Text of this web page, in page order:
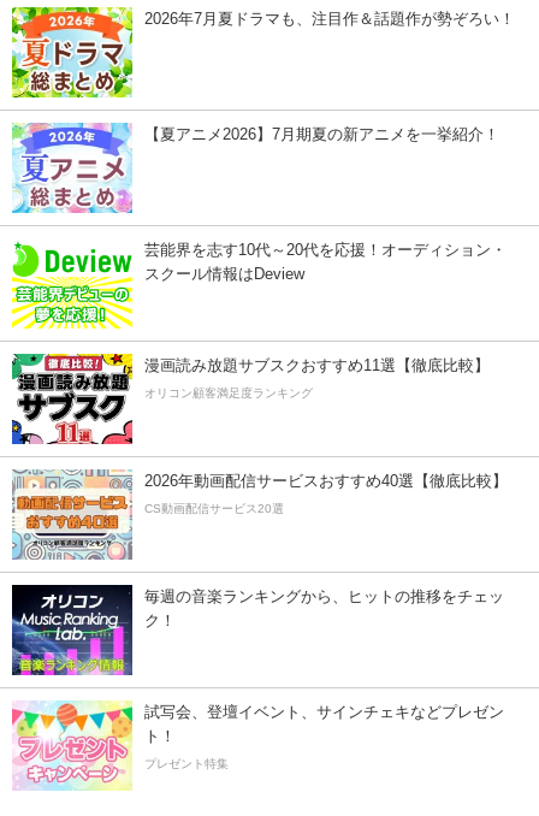
2026年7月夏ドラマも、注目作＆話題作が勢ぞろい！
【夏アニメ2026】7月期夏の新アニメを一挙紹介！
芸能界を志す10代～20代を応援！オーディション・
スクール情報はDeview
漫画読み放題サブスクおすすめ11選【徹底比較】
オリコン顧客満足度ランキング
2026年動画配信サービスおすすめ40選【徹底比較】
CS動画配信サービス20選
毎週の音楽ランキングから、ヒットの推移をチェッ
ク！
試写会、登壇イベント、サインチェキなどプレゼン
ト！
プレゼント特集